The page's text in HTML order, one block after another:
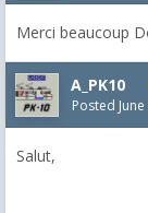
Merci beaucoup
A_PK10
Posted
Salut,